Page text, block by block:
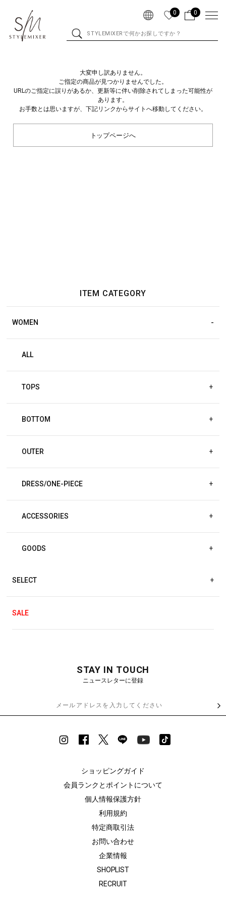
0 0
大変申し訳ありません。
ご指定の商品が見つかりませんでした。
URLのご指定に誤りがあるか、更新等に伴い削除されてしまった可能性が
あります。
お手数とは思いますが、下記リンクからサイトへ移動してください。
トップページへ
ITEM CATEGORY
WOMEN
ALL
TOPS +
BOTTOM +
OUTER +
DRESS/ONE-PIECE +
ACCESSORIES +
GOODS +
SELECT +
SALE
STAY IN TOUCH
ニュースレターに登録
ショッピングガイド
会員ランクとポイントについて
個人情報保護方針
利用規約
特定商取引法
お問い合わせ
企業情報
SHOPLIST
RECRUIT